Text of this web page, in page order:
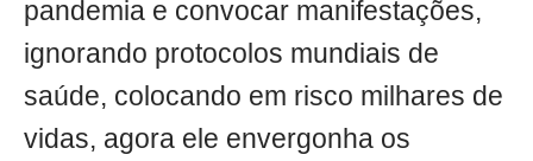
pandemia e convocar manifestações,
ignorando protocolos mundiais de
saúde, colocando em risco milhares de
vidas, agora ele envergonha os